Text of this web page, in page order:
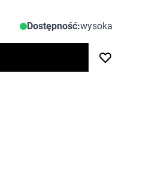
Dostępność:wysoka